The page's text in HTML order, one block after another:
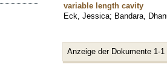
variable length cavity
Eck, Jessica; Bandara,
Anzeige der Dokumente 1-1